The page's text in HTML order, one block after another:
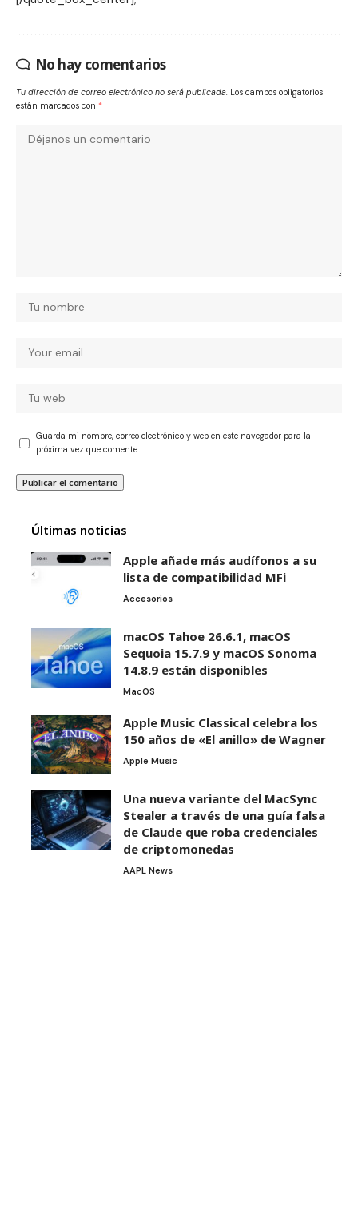
No hay comentarios
Tu dirección de correo electrónico no será publicada. Los campos obligatorios
están marcados con *
Guarda mi nombre, correo electrónico y web en este navegador para la
próxima vez que comente.
Últimas noticias
Apple añade más audífonos a su
lista de compatibilidad MFi
Accesorios
macOS Tahoe 26.6.1, macOS
Sequoia 15.7.9 y macOS Sonoma
14.8.9 están disponibles
MacOS
Apple Music Classical celebra los
150 años de «El anillo» de Wagner
Apple Music
Una nueva variante del MacSync
Stealer a través de una guía falsa
de Claude que roba credenciales
de criptomonedas
AAPL News